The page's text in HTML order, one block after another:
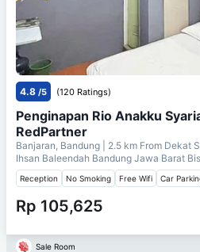
4.8 /5 (120 Ratings)
Penginapan Rio Anakku
RedPartner
Banjaran, Bandung | 2.5 km From Dekat
Ihsan Baleendah Bandung Jawa Barat
Reception No Smoking Free Wifi Car
Rp 105,625
Sale Room